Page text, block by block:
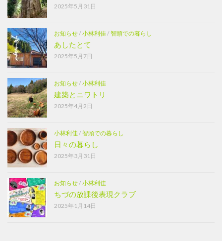
2025年5月31日
お知らせ/小林利佳/智頭での暮らし
あしたとて
2025年5月7日
お知らせ/小林利佳
建築とニワトリ
2025年4月2日
小林利佳/智頭での暮らし
日々の暮らし
2025年3月31日
お知らせ/小林利佳
ちづの放課後表現クラブ
2025年1月14日